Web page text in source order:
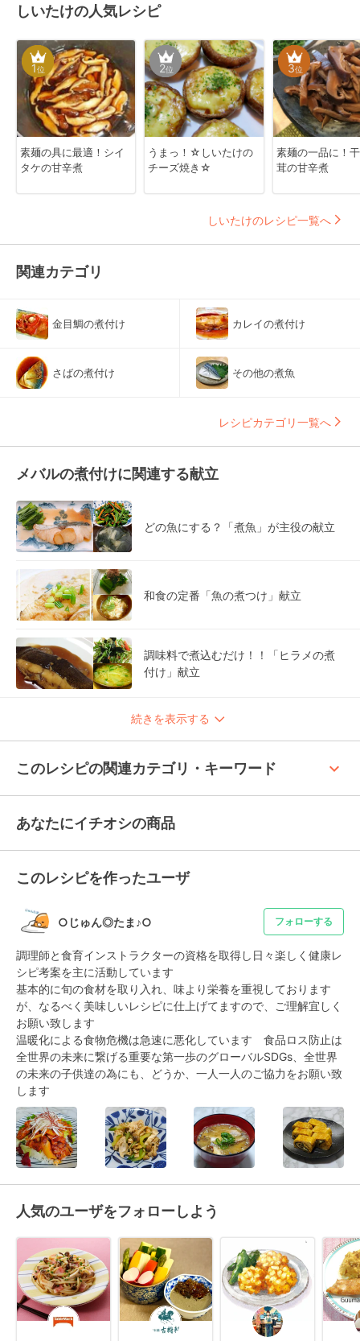
しいたけの人気レシピ
1位
素麺の具に最適！シイ
タケの甘辛煮
2位
うまっ！☆しいたけの
チーズ焼き☆
3位
素麺の一品に！
茸の甘辛煮
しいたけのレシピ一覧へ
関連カテゴリ
金目鯛の煮付け カレイの煮付け
さばの煮付け その他の煮魚
レシピカテゴリ一覧へ
メバルの煮付けに関連する献立
どの魚にする？「煮魚」が主役の献立
和食の定番「魚の煮つけ」献立
調味料で煮込むだけ！！「ヒラメの煮
付け」献立
続きを表示する
このレシピの関連カテゴリ・キーワード keyboard_arrow_up
あなたにイチオシの商品
このレシピを作ったユーザ
○じゅん◎たま♪○ フォローする
調理師と食育インストラクターの資格を取得し日々楽しく健康レ
シピ考案を主に活動しています
基本的に旬の食材を取り入れ、味より栄養を重視しております
が、なるべく美味しいレシピに仕上げてますので、ご理解宜しく
お願い致します
温暖化による食物危機は急速に悪化しています　食品ロス防止は
全世界の未来に繋げる重要な第一歩のグローバルSDGs、全世界
の未来の子供達の為にも、どうか、一人一人のご協力をお願い致
します
人気のユーザをフォローしよう